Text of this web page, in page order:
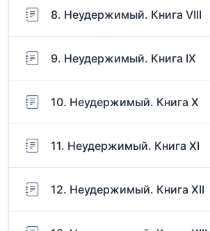
8. Неудержимый. Книга VIII
9. Неудержимый. Книга IX
10. Неудержимый. Книга X
11. Неудержимый. Книга XI
12. Неудержимый. Книга XII